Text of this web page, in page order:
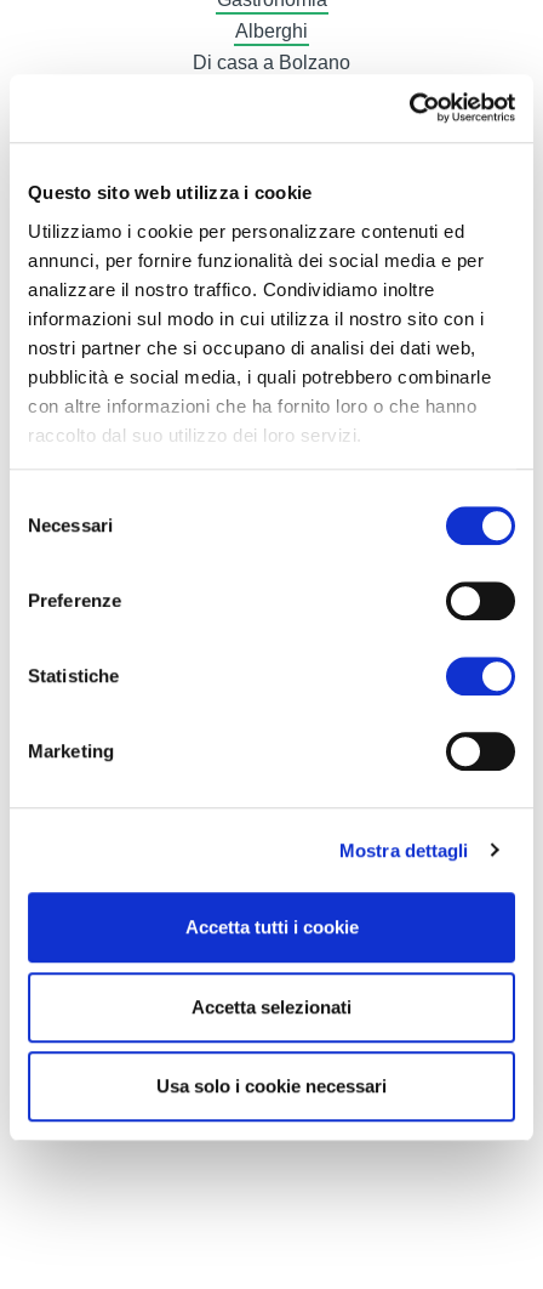
Questo sito web utilizza i cookie
Utilizziamo i cookie per personalizzare contenuti ed
annunci, per fornire funzionalità dei social media e per
analizzare il nostro traffico. Condividiamo inoltre
informazioni sul modo in cui utilizza il nostro sito con i
nostri partner che si occupano di analisi dei dati web,
pubblicità e social media, i quali potrebbero combinarle
con altre informazioni che ha fornito loro o che hanno
raccolto dal suo utilizzo dei loro servizi.
delNecessari
Preferenze
Statistiche
Marketing
Mostra dettagli
Accetta tutti i cookie
Accetta selezionati
Usa solo i cookie necessari
Alberghi
Di casa a Bolzano
Promozione
Fatture
Area Espositori
Accredito stampa
Comunicati stampa
Galleria
ipoma Numero 03
ipoma Numero 02
ipoma Numero 01
IT